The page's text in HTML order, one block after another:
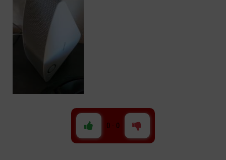
0 - 0